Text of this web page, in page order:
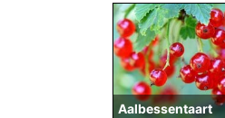
Aalbessentaart